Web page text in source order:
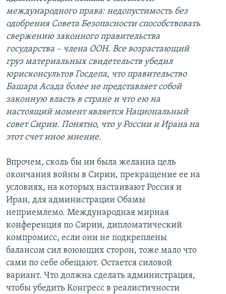
международного права: недопустимость без
одобрения Совета Безопасности способствовать
свержению законного правительства
государства – члена ООН. Все возрастающий
груз материальных свидетельств убедил
юрисконсультов Госдепа, что правительство
Башара Асада более не представляет собой
законную власть в стране и что ею на
настоящий момент является Национальный
совет Сирии. Понятно, что у России и Ирана на
этот счет иное мнение.
Впрочем, сколь бы ни была желанна цель
окончания войны в Сирии, прекращение ее на
условиях, на которых настаивают Россия и
Иран, для администрации Обамы
неприемлемо. Международная мирная
конференция по Сирии, дипломатический
компромисс, если они не подкреплены
балансом сил воюющих сторон, тоже мало что
сами по себе обещают. Остается силовой
вариант. Что должна сделать администрация,
чтобы убедить Конгресс в реалистичности